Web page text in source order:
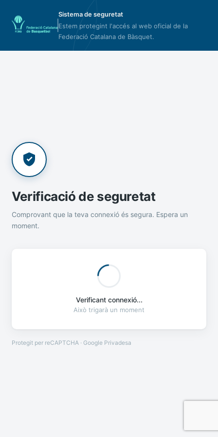
Sistema de seguretat
Estem protegint l'accés al web oficial de la
Federació Catalana de Bàsquet.
Verificació de seguretat
Comprovant que la teva connexió és segura. Espera un
moment.
Verificant connexió...
Això trigarà un moment
Protegit per reCAPTCHA · Google Privadesa